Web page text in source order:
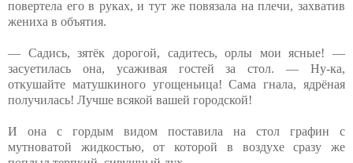
повертела его в руках, и тут же повязала на плечи, захватив
жениха в объятия.
— Садись, зятёк дорогой, садитесь, орлы мои ясные! —
засуетилась она, усаживая гостей за стол. — Ну-ка,
откушайте матушкиного угощеньица! Сама гнала, ядрёная
получилась! Лучше всякой вашей городской!
И она с гордым видом поставила на стол графин с
мутноватой жидкостью, от которой в воздухе сразу же